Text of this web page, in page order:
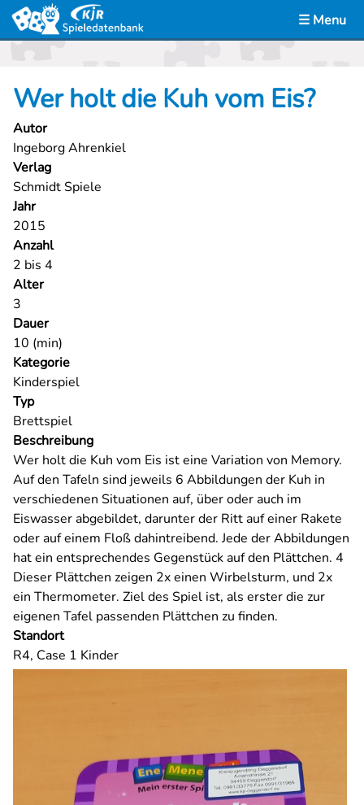
☰ Menu
CASES
VERLEIH
KONTAKT
Wer holt die Kuh vom Eis?
Autor
Ingeborg Ahrenkiel
Verlag
Schmidt Spiele
Jahr
2015
Anzahl
2 bis 4
Alter
3
Dauer
10 (min)
Kategorie
Kinderspiel
Typ
Brettspiel
Beschreibung
Wer holt die Kuh vom Eis ist eine Variation von Memory.
Auf den Tafeln sind jeweils 6 Abbildungen der Kuh in
verschiedenen Situationen auf, über oder auch im
Eiswasser abgebildet, darunter der Ritt auf einer Rakete
oder auf einem Floß dahintreibend. Jede der Abbildungen
hat ein entsprechendes Gegenstück auf den Plättchen. 4
Dieser Plättchen zeigen 2x einen Wirbelsturm, und 2x
ein Thermometer. Ziel des Spiel ist, als erster die zur
eigenen Tafel passenden Plättchen zu finden.
Standort
R4, Case 1 Kinder